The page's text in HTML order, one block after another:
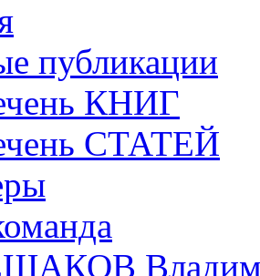
публикации
КНИГ
СТАТЕЙ